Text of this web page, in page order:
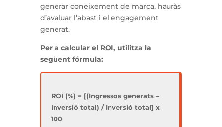
generar coneixement de marca, hauràs
d’avaluar l’abast i el engagement
generat.
Per a calcular el ROI, utilitza la
següent fórmula:
ROI (%) = [(Ingressos generats –
Inversió total) / Inversió total] x
100